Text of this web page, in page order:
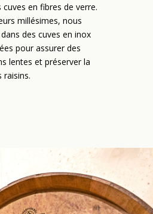
en fibres de verre.
millésimes, nous
des cuves en inox
pour assurer des
lentes et préserver la
raisins.